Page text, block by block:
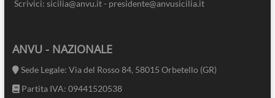
Scrivici: sicilia@anvu.it - presidente@anvusicilia.it
ANVU - NAZIONALE
Sede Legale: Via del Rosso 84, 58015 Orbetello (GR)
Partita IVA: 09441520538